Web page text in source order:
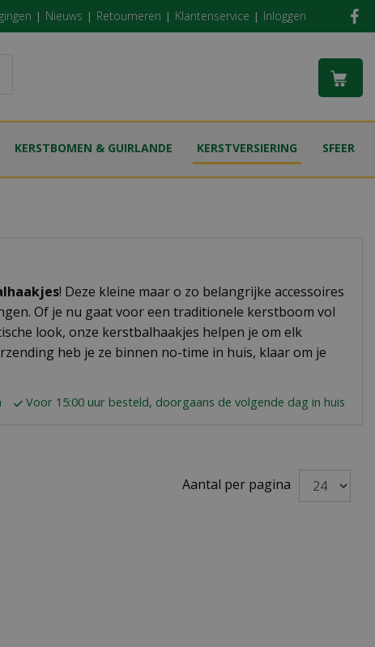
Nieuws Retourneren Klantenservice Inloggen
KERSTBOMEN & GUIRLANDE KERSTVERSIERING SFEER
! Deze kleine maar o zo belangrijke accessoires
Of je nu gaat voor een traditionele kerstboom vol
look, onze kerstbalhaakjes helpen je om elk
heb je ze binnen no-time in huis, klaar om je
Voor 15:00 uur besteld, doorgaans de volgende dag in huis
Aantal per pagina